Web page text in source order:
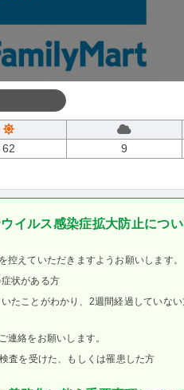
62 9
イルス感染症拡大防止につ
控えていただきますようお願いします。
状がある方
たことがわかり、2週間経過していな
連絡をお願いします。
査を受けた、もしくは罹患した方